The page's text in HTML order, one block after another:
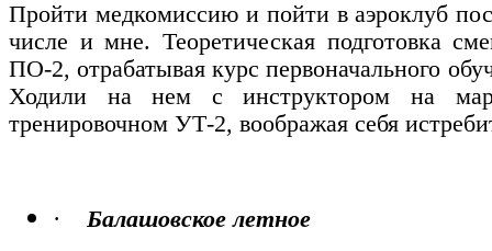
Пройти медкомиссию и пойти в аэроклуб
числе и мне. Теоретическая подготовка
ПО-2, отрабатывая курс первоначального
Ходили на нем с инструктором на
тренировочном УТ-2, воображая себя
· Балашовское летное